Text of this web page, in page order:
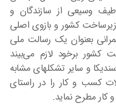
وسیعی از سازندگان و
کشور و بازوی اصلی
بعنوان یک رسالت ملی
برخود لازم می‌بیند
و سایر تشکلهای مشابه
کسب و کار را در راستای
مطرح نماید.